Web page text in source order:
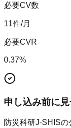
必要CV数
11件/月
必要CVR
0.37%
申し込み前に
防災科研J-SHIS